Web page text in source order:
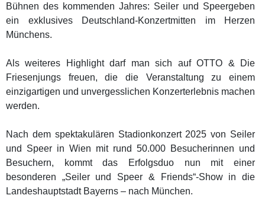
Bühnen des kommenden Jahres: Seiler und Speergeben
ein exklusives Deutschland-Konzertmitten im Herzen
Münchens.
Als weiteres Highlight darf man sich auf OTTO & Die
Friesenjungs freuen, die die Veranstaltung zu einem
einzigartigen und unvergesslichen Konzerterlebnis machen
werden.
Nach dem spektakulären Stadionkonzert 2025 von Seiler
und Speer in Wien mit rund 50.000 Besucherinnen und
Besuchern, kommt das Erfolgsduo nun mit einer
besonderen „Seiler und Speer & Friends“-Show in die
Landeshauptstadt Bayerns – nach München.